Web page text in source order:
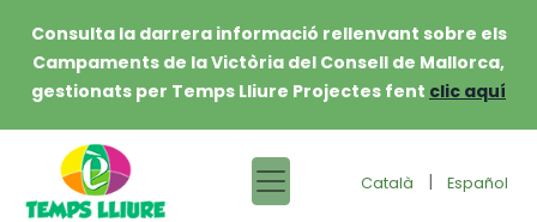
Consulta la darrera informació rellenvant sobre els
Campaments de la Victòria del Consell de Mallorca,
gestionats per Temps Lliure Projectes fent clic aquí
Català | Español